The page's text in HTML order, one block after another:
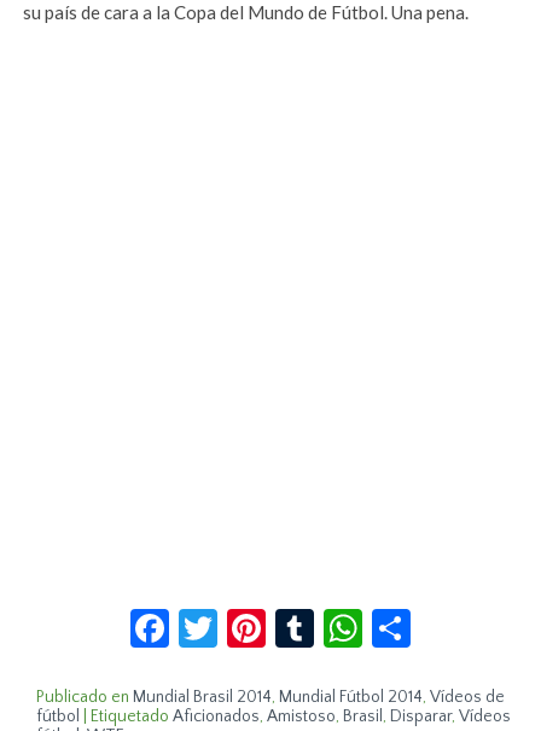
su país de cara a la Copa del Mundo de Fútbol. Una pena.
Facebook
Twitter
Pinterest
TumblrWhatsApp
Publicado en Mundial Brasil 2014, Mundial Fútbol 2014,Vídeos de
fútbol
Etiquetado Aficionados,Amistoso, Brasil, Disparar,Vídeos